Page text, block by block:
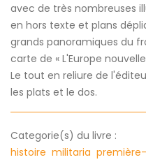
avec de très nombreuses
en hors texte et plans
grands panoramiques du
carte de « L'Europe
Le tout en reliure de
les plats et le dos.
Categorie(s) du livre :
histoire militaria